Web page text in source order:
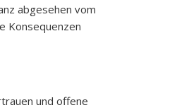
abgesehen vom
Konsequenzen
und offene